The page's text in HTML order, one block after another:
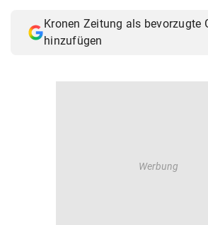
Muthgasse 2, 1190 Wien
Kronen Zeitung als bevorzugte
hinzufügen